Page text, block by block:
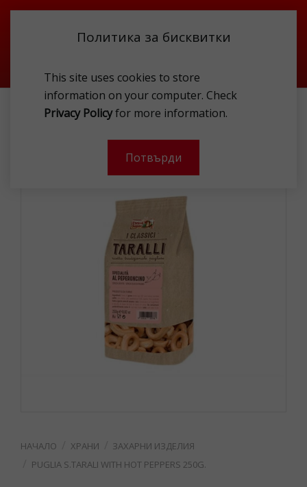
Политика за бисквитки
This site uses cookies to store
information on your computer. Check
Privacy Policyfor more information.
Потвърди
ХРАНИ
ЗАХАРНИ ИЗДЕЛИЯ
PUGLIA S.TARALI WITH HOT PЕPPERS 250G.
ХРАНИ
ЗАХАРНИ ИЗДЕЛИЯ
PUGLIA S.TARALI WITH HOT PЕPPERS 250G.